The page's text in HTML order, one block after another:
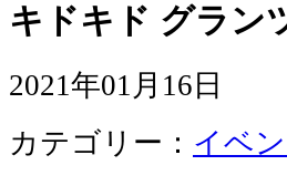
キドキド グラン
2021年01月16日
カテゴリー： イベ